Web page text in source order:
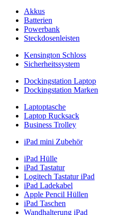
Akkus
Batterien
Powerbank
Steckdosenleisten
Kensington Schloss
Sicherheitssystem
Dockingstation Laptop
Dockingstation Marken
Laptoptasche
Laptop Rucksack
Business Trolley
iPad mini Zubehör
iPad Hülle
iPad Tastatur
Logitech Tastatur iPad
iPad Ladekabel
Apple Pencil Hüllen
iPad Taschen
Wandhalterung iPad